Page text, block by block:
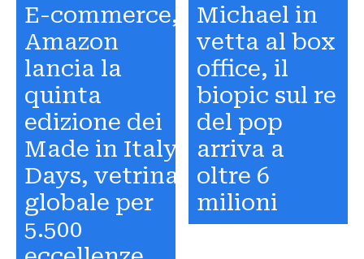
E-commerce,
Amazon
lancia la
quinta
edizione dei
Made in Italy
Days, vetrina
globale per
5.500
Michael in
vetta al box
office, il
biopic sul re
del pop
arriva a
oltre 6
milioni